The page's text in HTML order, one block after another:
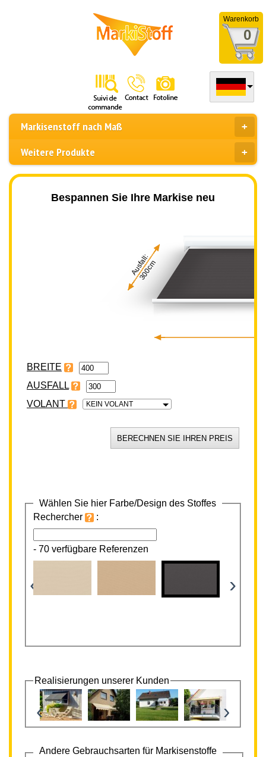
Warenkorb
0
Markisenstoff nach Maß
Weitere Produkte
Bespannen Sie Ihre Markise neu
Ausfall:
300cm
BREITE
VOLANT KEIN VOLANT
Wählen Sie hier Farbe/Design des Stoffes
Rechercher
:
- 70 verfügbare Referenzen
‹ ›
Realisierungen unserer Kunden
‹ ›
Andere Gebrauchsarten für Markisenstoffe